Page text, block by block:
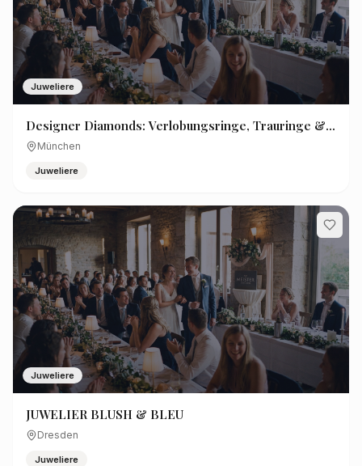
Juweliere
Designer Diamonds: Verlobungsringe, Trauringe &
Diamanten für München
München
Juweliere
Juweliere
JUWELIER BLUSH & BLEU
Dresden
Juweliere